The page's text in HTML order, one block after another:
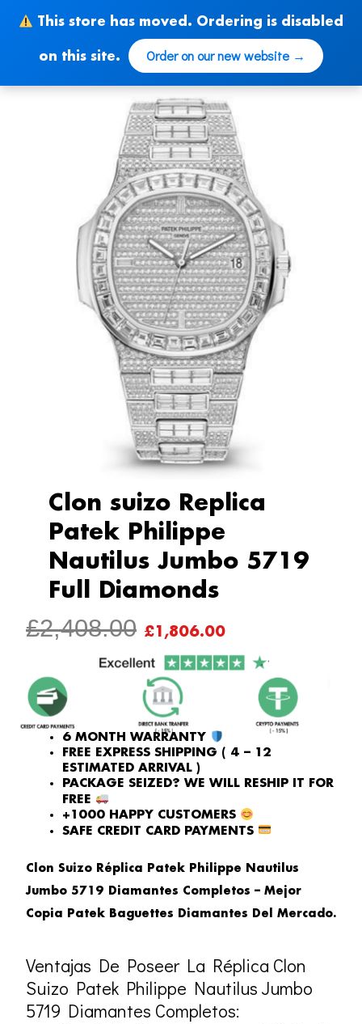
This store has moved. Ordering is disabled
on this site. Order on our new website →
content
Clon suizo Replica
Patek Philippe
Nautilus Jumbo 5719
Full Diamonds
£2,408.00 ORIGINAL
PRICE
WAS:
£2,408.00.
£1,806.00CURRENT
PRICE
IS:
£1,806.00.
6 MONTH WARRANTY
FREE EXPRESS SHIPPING ( 4 – 12
ESTIMATED ARRIVAL )
PACKAGE SEIZED? WE WILL RESHIP IT FOR
FREE
+1000 HAPPY CUSTOMERS
SAFE CREDIT CARD PAYMENTS
Clon Suizo Réplica Patek Philippe Nautilus
Jumbo 5719 Diamantes Completos – Mejor
Copia Patek Baguettes Diamantes Del Mercado.
Ventajas De Poseer La Réplica Clon
Suizo Patek Philippe Nautilus Jumbo
5719 Diamantes Completos: